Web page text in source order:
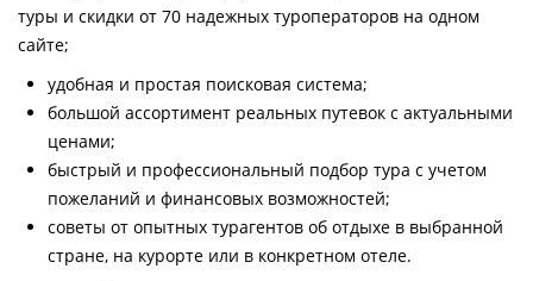
туры и скидки от 70 надежных туроператоров на одном
сайте;
удобная и простая поисковая система;
большой ассортимент реальных путевок с актуальными
ценами;
быстрый и профессиональный подбор тура с учетом
пожеланий и финансовых возможностей;
советы от опытных турагентов об отдыхе в выбранной
стране, на курорте или в конкретном отеле.